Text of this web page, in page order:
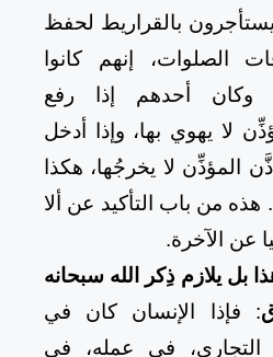
بالقراريط لحفظ
الصلوات، إنهم كانوا
وكان أحدهم إذا رفع
لا يهوي بها، وإذا أدخل
المؤذِّن لا يخرجُها، هكذا
من باب التأكيد عن ألا
عن الآخرة.
بل يلازم ذِكر الله سبحانه
: فإذا الإنسان كان في
في عمله، في